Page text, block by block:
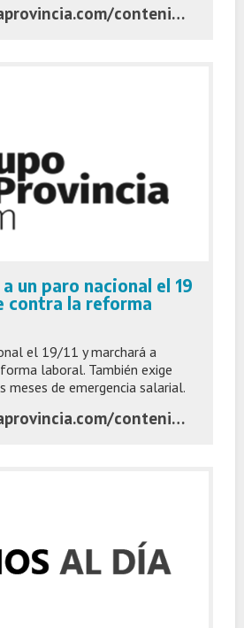
https://grupolaprovincia.com/contenido/591940/fanazul-particularmente-castigada-por-estar-en-pba-fuerte-reclamo-de-ate-a-nacio
un paro nacional el 19
contra la reforma
el 19/11 y marchará a
laboral. También exige
meses de emergencia salarial.
https://grupolaprovincia.com/contenido/591969/ate-convoco-a-un-paro-nacional-el-19-de-noviembre-contra-la-reforma-laboral